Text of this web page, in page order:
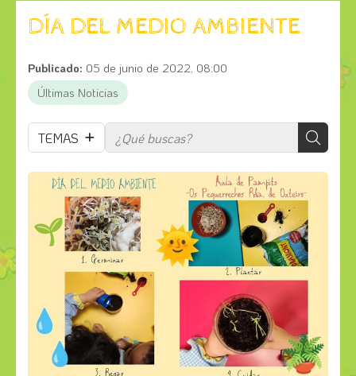
DÍA DEL MEDIO AMBIENTE
Publicado: 05 de junio de 2022, 08:00
Últimas Noticias
TEMAS